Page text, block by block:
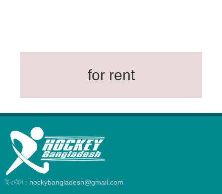
for rent
ই-মেইল : hockybangladesh@gmail.com